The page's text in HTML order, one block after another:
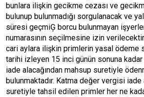
bunlara ilişkin gecikme cezası ve
bulunup bulunmadığı sorgulanacak ve
süresi geçmiĢ borcu bulunmayan
numarasının seçilmesine izin
cari aylara ilişkin primlerin yasal ödeme
tarihi izleyen 15 inci günün sonuna
iade alacağından mahsup suretiyle
bulunmaktadır. Katma değer vergisi iade
suretiyle tahsil edilen primler her ne